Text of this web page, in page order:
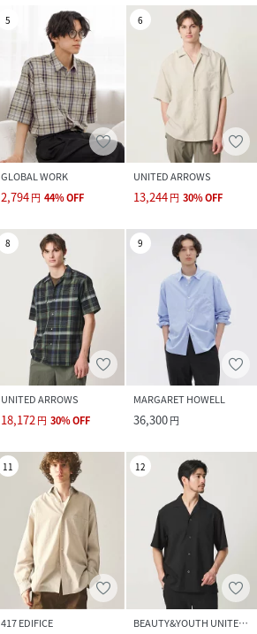
5
GLOBAL WORK
2,794円 44%OFF
6
UNITED ARROWS
13,244円 30%OFF
8
UNITED ARROWS
18,172円 30%OFF
9
MARGARET HOWELL
36,300円
11
417 EDIFICE
12
BEAUTY&YOUTH UNITED ARROWS